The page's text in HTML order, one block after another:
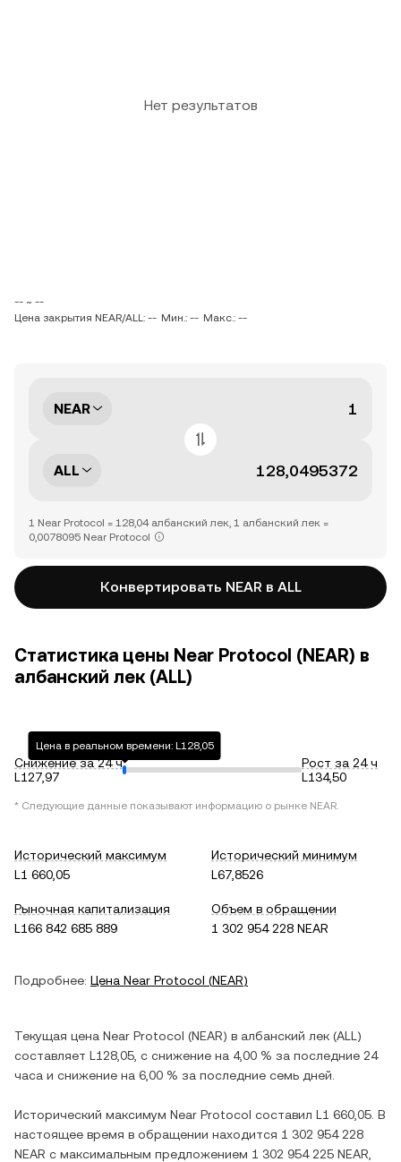
Нет результатов
-- ~ --
Цена закрытия NEAR/ALL: -- Мин.: -- Макс.: --
NEAR
ALL
1 Near Protocol = 128,04 албанский лек, 1 албанский лек =
0,0078095 Near Protocol
Конвертировать NEAR в ALL
Статистика цены Near Protocol (NEAR) в
албанский лек (ALL)
Снижение за 24 ч
L127,97
Цена в реальном времени: L128,05
Рост за 24 ч
L134,50
* Следующие данные показывают информацию о рынке NEAR.
Исторический максимум
L1 660,05
Исторический минимум
L67,8526
Рыночная капитализация
L166 842 685 889
Объем в обращении
1 302 954 228 NEAR
Подробнее: Цена Near Protocol (NEAR)
Текущая цена Near Protocol (NEAR) в албанский лек (ALL )
составляет L128,05 , c снижение на 4,00 % за последние 24
часа и снижение на 6,00 % за последние семь дней.
Исторический максимум Near Protocol составил L1 660,05 . В
настоящее время в обращении находится 1 302 954 228
NEAR с максимальным предложением 1 302 954 225 NEAR